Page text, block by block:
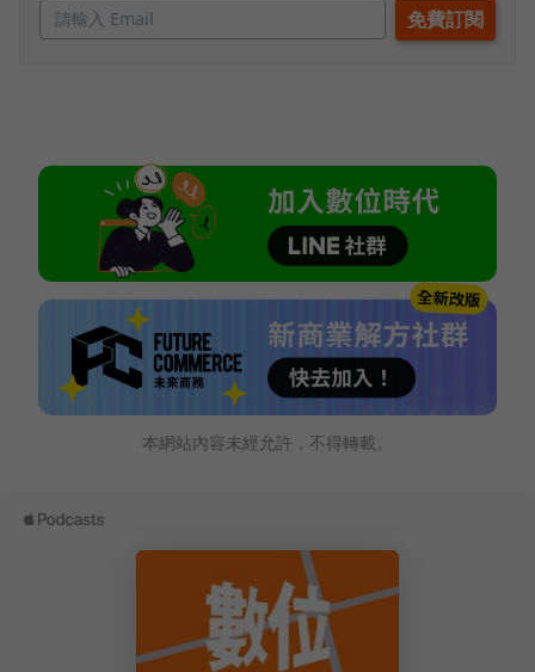
本網站內容未經允許，不得轉載。